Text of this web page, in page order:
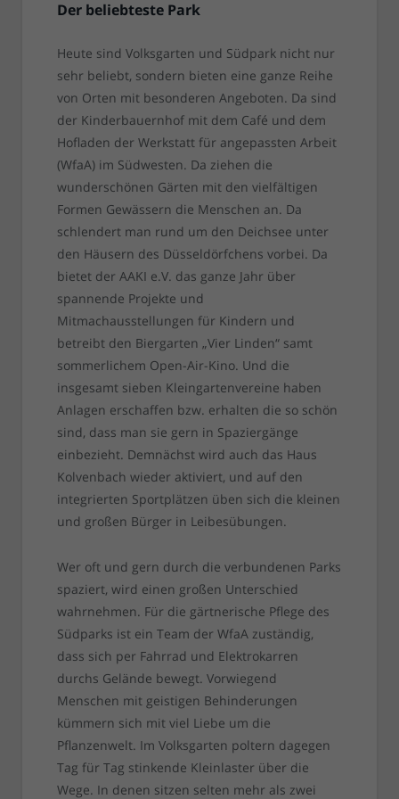
Der beliebteste Park
Heute sind Volksgarten und Südpark nicht nur
sehr beliebt, sondern bieten eine ganze Reihe
von Orten mit besonderen Angeboten. Da sind
der Kinderbauernhof mit dem Café und dem
Hofladen der Werkstatt für angepassten Arbeit
(WfaA) im Südwesten. Da ziehen die
wunderschönen Gärten mit den vielfältigen
Formen Gewässern die Menschen an. Da
schlendert man rund um den Deichsee unter
den Häusern des Düsseldörfchens vorbei. Da
bietet der AAKI e.V. das ganze Jahr über
spannende Projekte und
Mitmachausstellungen für Kindern und
betreibt den Biergarten „Vier Linden“ samt
sommerlichem Open-Air-Kino. Und die
insgesamt sieben Kleingartenvereine haben
Anlagen erschaffen bzw. erhalten die so schön
sind, dass man sie gern in Spaziergänge
einbezieht. Demnächst wird auch das Haus
Kolvenbach wieder aktiviert, und auf den
integrierten Sportplätzen üben sich die kleinen
und großen Bürger in Leibesübungen.
Wer oft und gern durch die verbundenen Parks
spaziert, wird einen großen Unterschied
wahrnehmen. Für die gärtnerische Pflege des
Südparks ist ein Team der WfaA zuständig,
dass sich per Fahrrad und Elektrokarren
durchs Gelände bewegt. Vorwiegend
Menschen mit geistigen Behinderungen
kümmern sich mit viel Liebe um die
Pflanzenwelt. Im Volksgarten poltern dagegen
Tag für Tag stinkende Kleinlaster über die
Wege. In denen sitzen selten mehr als zwei